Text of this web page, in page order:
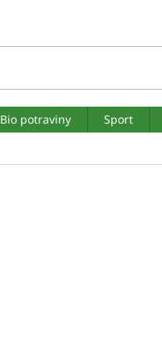
Bio potraviny Sport